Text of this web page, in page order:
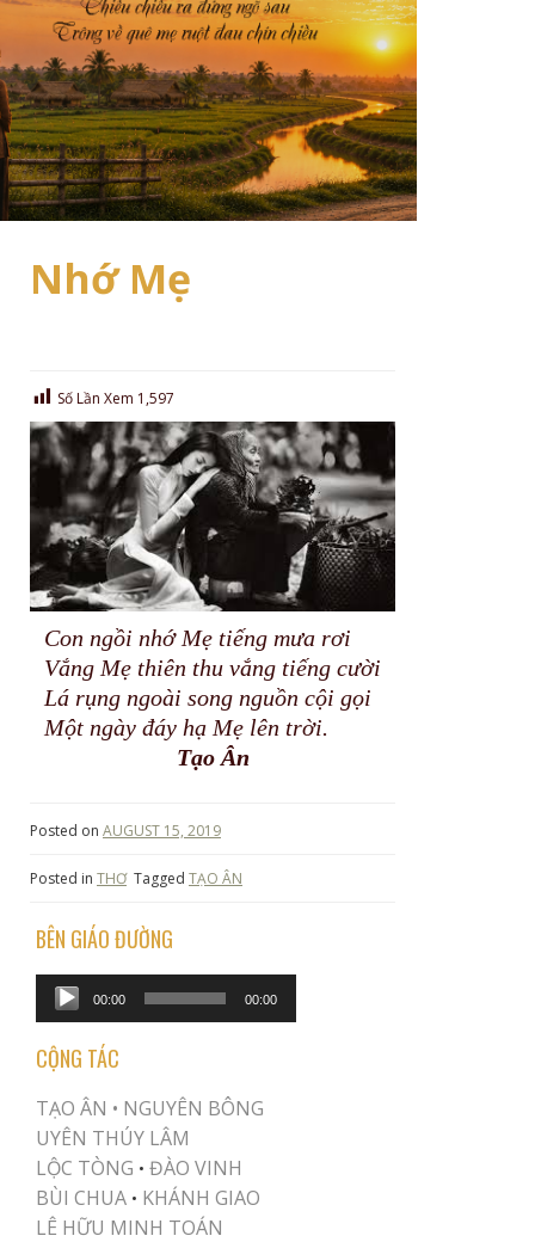
Nhớ Mẹ
Số Lần Xem 1,597
Con ngồi nhớ Mẹ tiếng mưa rơi
Vắng Mẹ thiên thu vắng tiếng cười
Lá rụng ngoài song nguồn cội gọi
Một ngày đáy hạ Mẹ lên trời.
Tạo Ân
Posted on AUGUST 15, 2019
Posted in THƠ Tagged TẠO ÂN
BÊN GIÁO ĐƯỜNG
Audio
Player
00:00 00:00
CỘNG TÁC
TẠO ÂN • NGUYÊN BÔNG
UYÊN THÚY LÂM
LỘC TÒNG • ĐÀO VINH
BÙI CHUA • KHÁNH GIAO
LÊ HỮU MINH TOÁN